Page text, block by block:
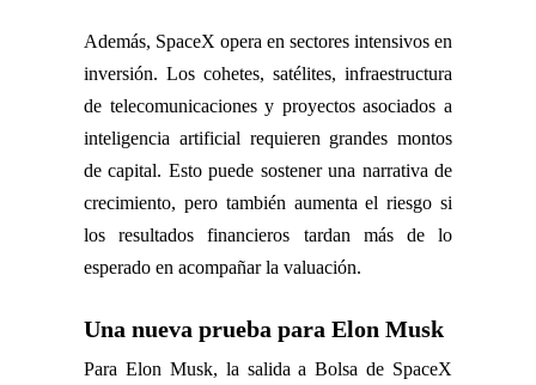
Además, SpaceX opera en sectores intensivos en
inversión. Los cohetes, satélites, infraestructura
de telecomunicaciones y proyectos asociados a
inteligencia artificial requieren grandes montos
de capital. Esto puede sostener una narrativa de
crecimiento, pero también aumenta el riesgo si
los resultados financieros tardan más de lo
esperado en acompañar la valuación.
Una nueva prueba para Elon Musk
Para Elon Musk, la salida a Bolsa de SpaceX